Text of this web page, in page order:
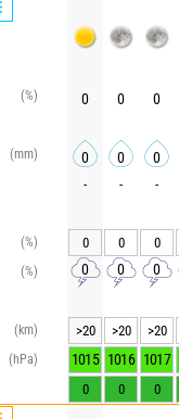
(%)
(mm)
(%)
(%)
(km)
(hPa)
0 0 0
0 0 0
- - -
0 0 0
0 0 0
>20 >20 >20
1015 1016 1017
0 0 0